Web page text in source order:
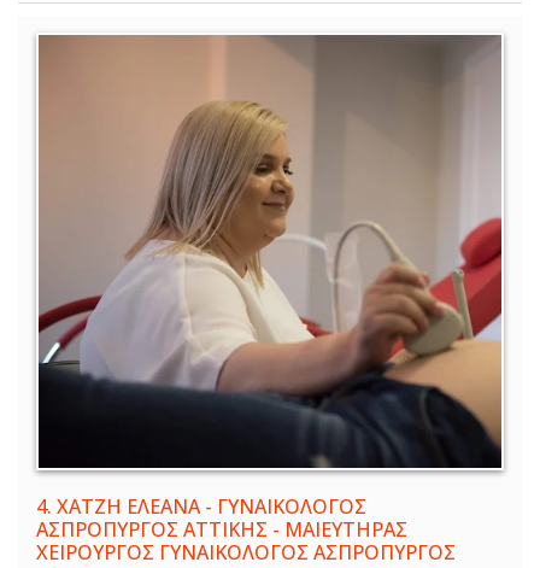
4. ΧΑΤΖΗ ΕΛΕΑΝΑ - ΓΥΝΑΙΚΟΛΟΓΟΣ
ΑΣΠΡΟΠΥΡΓΟΣ ΑΤΤΙΚΗΣ - ΜΑΙΕΥΤΗΡΑΣ
ΧΕΙΡΟΥΡΓΟΣ ΓΥΝΑΙΚΟΛΟΓΟΣ ΑΣΠΡΟΠΥΡΓΟΣ